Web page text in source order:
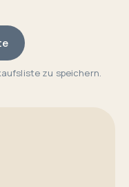
zu speichern.